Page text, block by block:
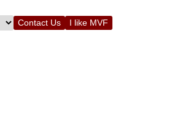
Contact Us I like MVF